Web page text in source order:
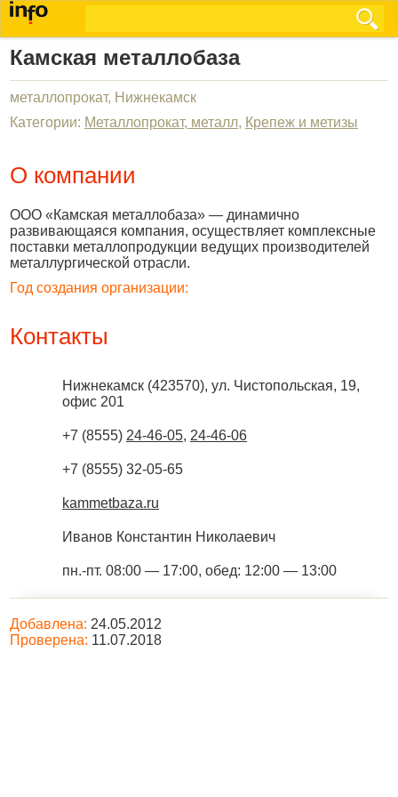
Камская металлобаза
металлопрокат, Нижнекамск
Категории: Металлопрокат, металл, Крепеж и метизы
О компании
ООО «Камская металлобаза» — динамично
развивающаяся компания, осуществляет комплексные
поставки металлопродукции ведущих производителей
металлургической отрасли.
Год создания организации:
Контакты
Нижнекамск (423570), ул. Чистопольская, 19,
офис 201
+7 (8555) 24-46-05, 24-46-06
+7 (8555) 32-05-65
kammetbaza.ru
Иванов Константин Николаевич
пн.-пт. 08:00 — 17:00, обед: 12:00 — 13:00
Добавлена: 24.05.2012
Проверена: 11.07.2018